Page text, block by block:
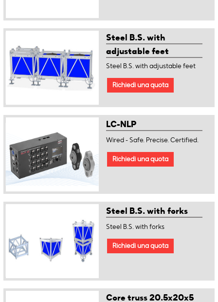
Steel B.S. with
adjustable feet
Steel B.S. with adjustable feet
Richiedi una quota
LC-NLP
Wired - Safe. Precise. Certified.
Richiedi una quota
Steel B.S. with forks
Steel B.S. with forks
Richiedi una quota
Core truss 20.5x20x5